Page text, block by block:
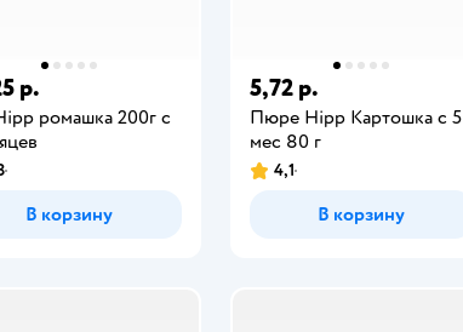
р.
ромашка 200г с
В корзину
5,72 р.
Пюре Hipp Картошка с 5
мес 80 г
4,1
В корзину